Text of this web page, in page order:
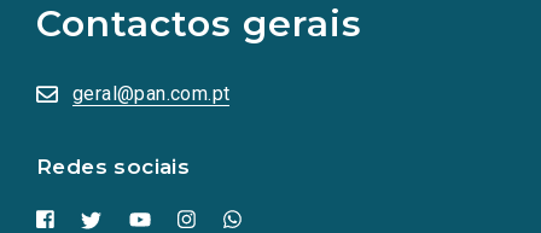
Contactos gerais
geral@pan.com.pt
Redes sociais
redes
sociais
numa
nova